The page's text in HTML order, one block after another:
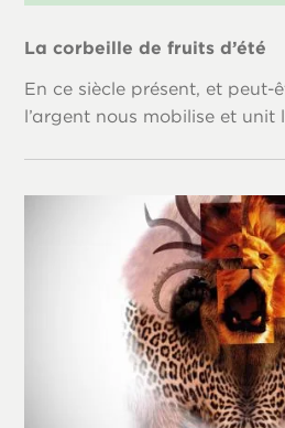
La corbeille de fruits d’été
En ce siècle présent, et peut-
l’argent nous mobilise et unit